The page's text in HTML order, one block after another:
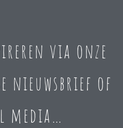
via onze
nieuwsbrief of
media…